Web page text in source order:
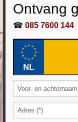
Ontvang
☎ 085 7600 144